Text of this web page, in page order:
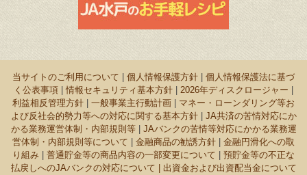
当サイトのご利用について 個人情報保護方針
個人情報保護法に基づ
く公表事項
情報セキュリティ基本方針 2026年ディスクロージャー
利益相反管理方針
一般事業主行動計画
マネー・ローンダリング等お
よび反社会的勢力等への対応に関する基本方針| JA共済の苦情対応にか
かる業務運営体制・内部規則等| JAバンクの苦情等対応にかかる業務運
営体制・内部規則等について
金融商品の勧誘方針
金融円滑化への取
り組み
普通貯金等の商品内容の一部変更について
預貯金等の不正な
払戻しへのJAバンクの対応について | 出資金および出資配当金について